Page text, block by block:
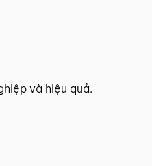
và hiệu quả.